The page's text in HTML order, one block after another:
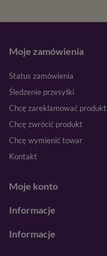
Moje zamówienia
Status zamówienia
Śledzenie przesyłki
Chcę zareklamować produkt
Chcę zwrócić produkt
Chcę wymienić towar
Kontakt
Moje konto
Informacje
Informacje